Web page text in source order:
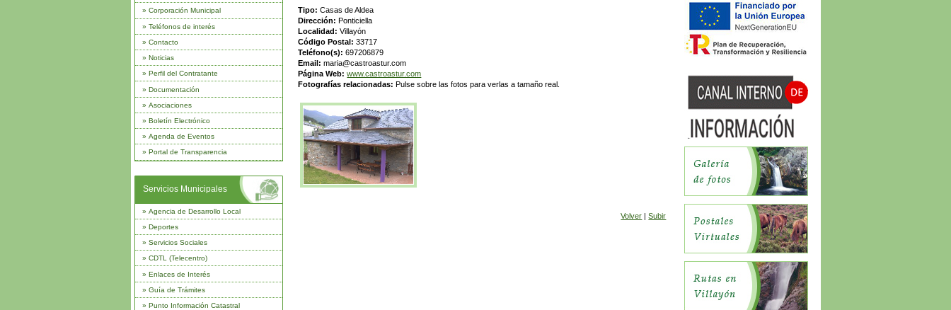
» Corporación Municipal
» Teléfonos de interés
» Contacto
» Noticias
» Perfil del Contratante
» Documentación
» Asociaciones
» Boletín Electrónico
» Agenda de Eventos
» Portal de Transparencia
Servicios Municipales
» Agencia de Desarrollo Local
» Deportes
» Servicios Sociales
» CDTL (Telecentro)
» Enlaces de Interés
» Guía de Trámites
» Punto Información Catastral
Tipo:Casas de Aldea
Dirección:Ponticiella
Localidad:Villayón
Código Postal:33717
Teléfono(s):697206879
Email:maria@castroastur.com
Página Web:www.castroastur.com
Fotografías relacionadas: Pulse sobre las fotos para verlas a tamaño real.
Volver |Subir